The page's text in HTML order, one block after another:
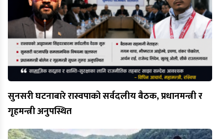
सुनसरी घटनाबारे रास्वपाको सर्वदलीय बैठक, प्रधानमन्त्री र
गृहमन्त्री अनुपस्थित